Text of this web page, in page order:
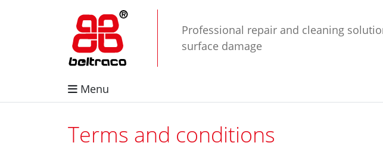
Professional repair and cleaning
surface damage
Menu
Terms and conditions